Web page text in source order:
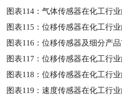
图表114：气体传感器在化工行
图表115：位移传感器在化工行
图表116：位移传感器及细分产
图表117：位移传感器在化工行
图表118：位移传感器在化工行
图表119：速度传感器在化工行